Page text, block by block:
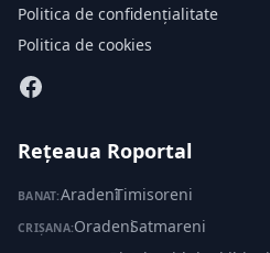
Politica de confidențialitate
Politica de cookies
Rețeaua Roportal
BANAT:Aradeni·Timisoreni
CRIȘANA:Oradeni·Satmareni